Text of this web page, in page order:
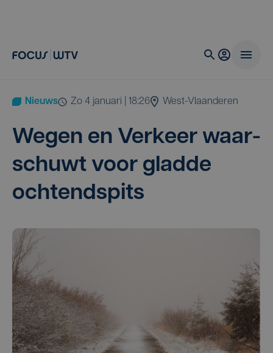
Nieuws zo 4 januari | 18:26 West-Vlaanderen
Wegen en Ver­keer waar­
schuwt voor glad­de
ochtendspits